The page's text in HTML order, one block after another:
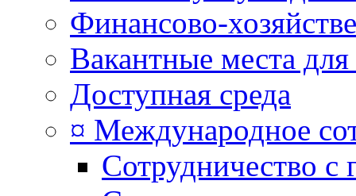
Финансово-
Вакантные места для
Доступная среда
¤ Международное
Сотрудничество